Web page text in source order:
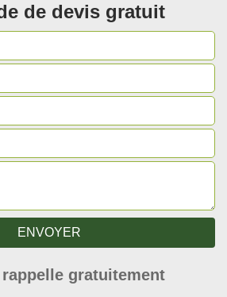
de devis gratuit
gratuitement